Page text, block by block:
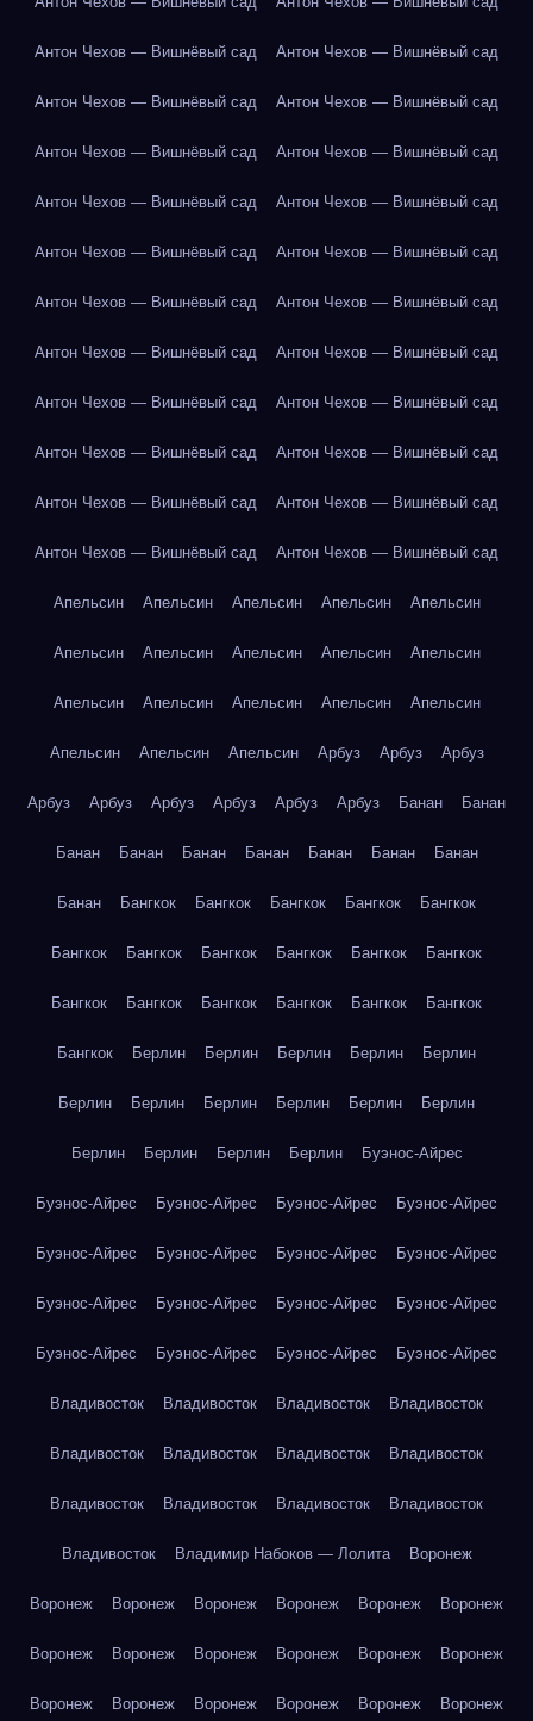
Антон Чехов — Вишнёвый сад Антон Чехов — Вишнёвый сад
Антон Чехов — Вишнёвый сад Антон Чехов — Вишнёвый сад
Антон Чехов — Вишнёвый сад Антон Чехов — Вишнёвый сад
Антон Чехов — Вишнёвый сад Антон Чехов — Вишнёвый сад
Антон Чехов — Вишнёвый сад Антон Чехов — Вишнёвый сад
Антон Чехов — Вишнёвый сад Антон Чехов — Вишнёвый сад
Антон Чехов — Вишнёвый сад Антон Чехов — Вишнёвый сад
Антон Чехов — Вишнёвый сад Антон Чехов — Вишнёвый сад
Антон Чехов — Вишнёвый сад Антон Чехов — Вишнёвый сад
Антон Чехов — Вишнёвый сад Антон Чехов — Вишнёвый сад
Антон Чехов — Вишнёвый сад Антон Чехов — Вишнёвый сад
Апельсин Апельсин Апельсин Апельсин Апельсин
Апельсин Апельсин Апельсин Апельсин Апельсин
Апельсин Апельсин Апельсин Апельсин Апельсин
Апельсин Апельсин Апельсин Арбуз Арбуз Арбуз
Арбуз Арбуз Арбуз Арбуз Арбуз Арбуз Банан Банан
Банан Банан Банан Банан Банан Банан Банан
Банан Бангкок Бангкок Бангкок Бангкок Бангкок
Бангкок Бангкок Бангкок Бангкок Бангкок Бангкок
Бангкок Бангкок Бангкок Бангкок Бангкок Бангкок
Бангкок Берлин Берлин Берлин Берлин Берлин
Берлин Берлин Берлин Берлин Берлин Берлин
Берлин Берлин Берлин Берлин Буэнос-Айрес
Буэнос-Айрес Буэнос-Айрес Буэнос-Айрес Буэнос-Айрес
Буэнос-Айрес Буэнос-Айрес Буэнос-Айрес Буэнос-Айрес
Буэнос-Айрес Буэнос-Айрес Буэнос-Айрес Буэнос-Айрес
Буэнос-Айрес Буэнос-Айрес Буэнос-Айрес Буэнос-Айрес
Владивосток Владивосток Владивосток Владивосток
Владивосток Владивосток Владивосток Владивосток
Владивосток Владивосток Владивосток Владивосток
Владивосток Владимир Набоков — Лолита Воронеж
Воронеж Воронеж Воронеж Воронеж Воронеж Воронеж
Воронеж Воронеж Воронеж Воронеж Воронеж Воронеж
Воронеж Воронеж Воронеж Воронеж Воронеж Воронеж